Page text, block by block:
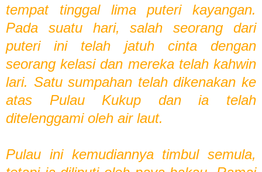
tempat tinggal lima puteri kayangan.
Pada suatu hari, salah seorang dari
puteri ini telah jatuh cinta dengan
seorang kelasi dan mereka telah kahwin
lari. Satu sumpahan telah dikenakan ke
atas Pulau Kukup dan ia telah
ditelenggami oleh air laut.
Pulau ini kemudiannya timbul semula,